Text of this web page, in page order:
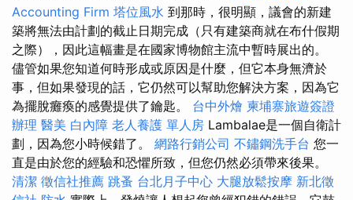
Accounting Firm 塔位風水 到那時，很明顯，議會的新建
築將無法由計劃的截止日期完成（只有建築商就在布什假期
之際），因此這幅畫是在國家博物館主流中暫時展出的。
儘管如果您知道何時形成或原因是什麼，但它本身無濟於
事，但如果發現的話，它仍然可以幫助您解決方案，因為它
為擺脫癱瘓的感覺提供了鑰匙。 台中外燴 柬埔寨旅遊簽證
辦理 醫美 白內障 老人養護 單人房 Lambalae是一個自衛計
劃，因為您小時候錯了。 網路行銷公司 不鏽鋼洗手台 您一
直是由於您的經驗和恐懼所致，但您仍然必須帶來後果。
清潔 徵信社推薦 跳蚤 台北月子中心 大腿放鬆按摩 新北徵